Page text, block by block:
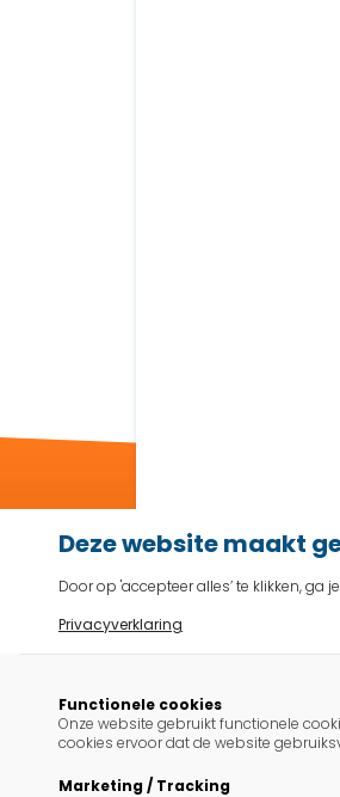
Deze website maakt
Door op 'accepteer alles’ te klikken,
Privacyverklaring
Functionele cookies
Onze website gebruikt functionele
cookies ervoor dat de website
Marketing / Tracking